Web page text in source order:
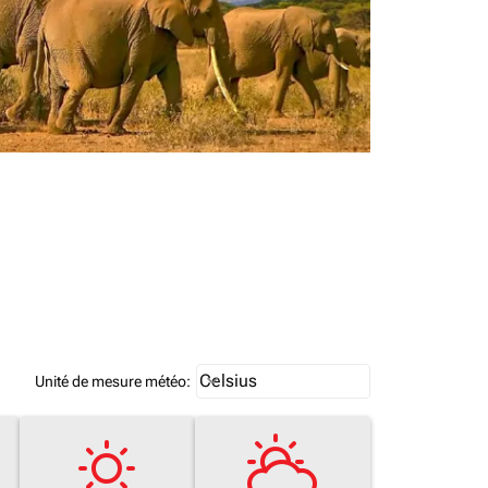
Unité de mesure météo: Weather unit option Celsius
Celsius
keyboard_arrow_down